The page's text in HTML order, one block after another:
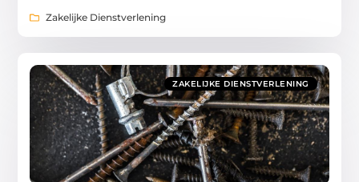
Zakelijke Dienstverlening
ZAKELIJKE DIENSTVERLENING